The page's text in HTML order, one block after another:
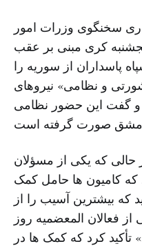
سخنگوی وزرات امور
کری مبنی بر عقب
پاسداران از سوریه را
و نظامی» نیروهای
و گفت این حضور نظامی
حالی که یکی از مسؤلان
کامیون ها حامل کمک
بیشترین آسیب را از
فعالان المعضمیه روز
کرد که کمک ها در